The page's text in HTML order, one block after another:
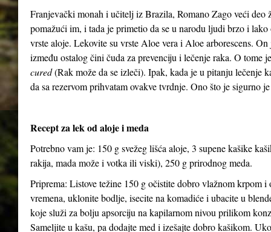
Franjevački monah i učitelj iz Brazila, Romano Zago veći deo
pomažući im, i tada je primetio da se u narodu ljudi brzo i
vrste aloje. Lekovite su vrste Aloe vera i Aloe arborescens.
između ostalog čini čuda za prevenciju i lečenje raka. O
cured(Rak može da se izleči). Ipak, kada je u pitanju lečenje
da sa rezervom prihvatam ovakve tvrdnje. Ono što je sigurno
Recept za lek od aloje i meda
Potrebno vam je: 150 g svežeg lišća aloje, 3 supene kašike
rakija, mada može i votka ili viski), 250 g prirodnog meda.
Priprema: Listove težine 150 g očistite dobro vlažnom krpom
vremena, uklonite bodlje, isecite na komadiće i ubacite u
koje služi za bolju apsorciju na kapilarnom nivou prilikom
Sameljite u kašu, pa dodajte med i izešajte dobro kašikom.